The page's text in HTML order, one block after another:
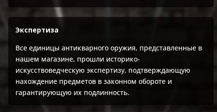
Экспертиза
Все единицы антикварного оружия, представленные в
нашем магазине, прошли историко-
искусствоведческую экспертизу, подтверждающую
нахождение предметов в законном обороте и
гарантирующую их подлинность.